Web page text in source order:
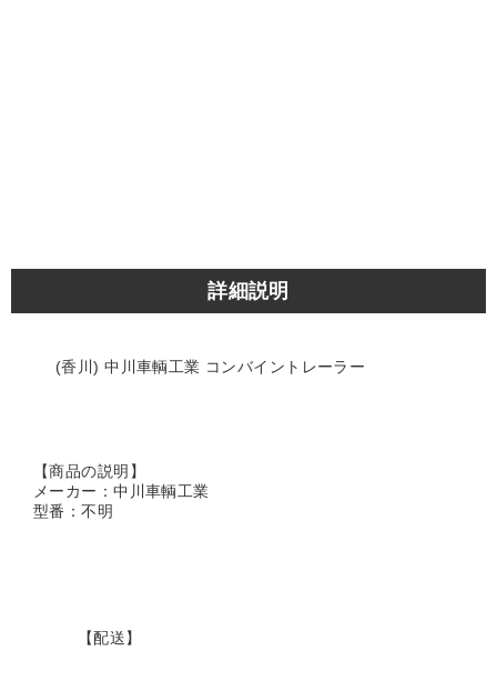
詳細説明
(香川) 中川車輌工業 コンバイントレーラー
【商品の説明】
メーカー：中川車輌工業
型番：不明
【配送】